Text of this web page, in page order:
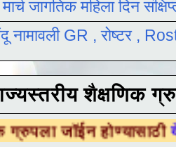
जागतिक महिला दिन
नामावली GR , रोष्टर ,
शैक्षणिक
होण्यासाठीयेथे क्लिक